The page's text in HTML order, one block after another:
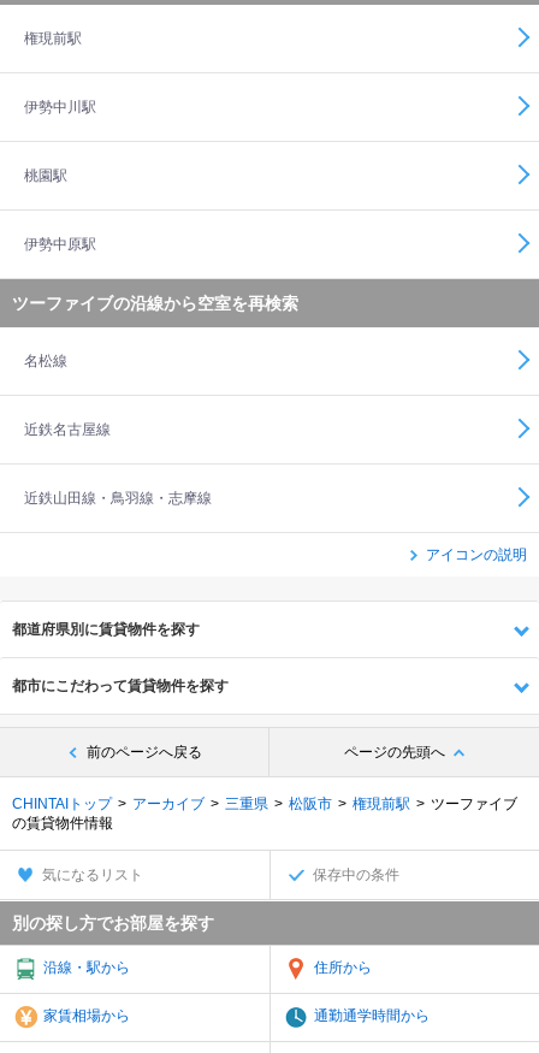
権現前駅
伊勢中川駅
桃園駅
伊勢中原駅
ツーファイブの沿線から空室を再検索
名松線
近鉄名古屋線
近鉄山田線・鳥羽線・志摩線
アイコンの説明
都道府県別に賃貸物件を探す
都市にこだわって賃貸物件を探す
前のページへ戻る ページの先頭へ
CHINTAIトップ アーカイブ 三重県 松阪市 権現前駅
ツーファイブ
の賃貸物件情報
気になるリスト 保存中の条件
別の探し方でお部屋を探す
沿線・駅から 住所から
家賃相場から 通勤通学時間から